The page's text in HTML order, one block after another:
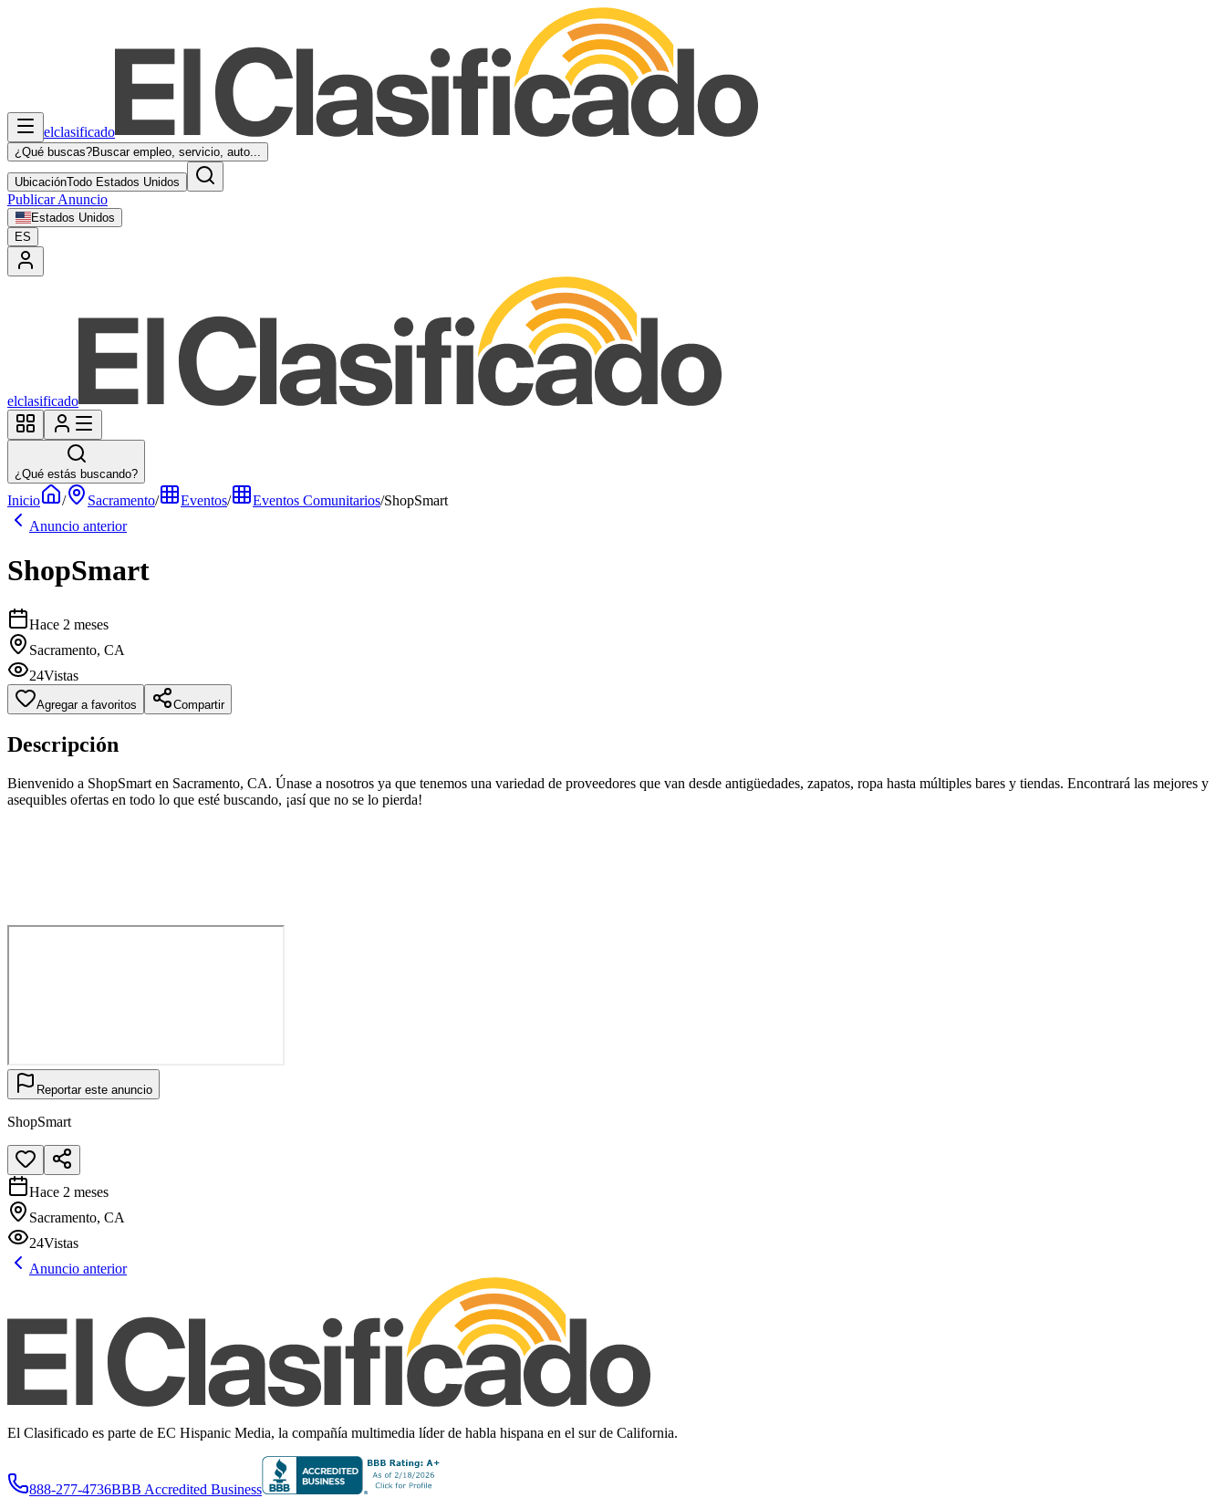
elclasificado
¿Qué buscas?Buscar empleo, servicio, auto...
UbicaciónTodo Estados Unidos
Publicar Anuncio
Estados Unidos
ES
elclasificado
¿Qué estás buscando?
Inicio / Sacramento/ Eventos/ Eventos Comunitarios/ShopSmart
Anuncio anterior
ShopSmart
Hace 2 meses
Sacramento, CA
24Vistas
Agregar a favoritos Compartir
Descripción
Bienvenido a ShopSmart en Sacramento, CA. Únase a nosotros ya que tenemos una variedad de proveedores que van desde antigüedades, zapatos, ropa hasta múltiples bares y tiendas. Encontrará las mejores y
asequibles ofertas en todo lo que esté buscando, ¡así que no se lo pierda!
Reportar este anuncio
ShopSmart
Hace 2 meses
Sacramento, CA
24Vistas
Anuncio anterior
El Clasificado es parte de EC Hispanic Media, la compañía multimedia líder de habla hispana en el sur de California.
888-277-4736BBB Accredited Business